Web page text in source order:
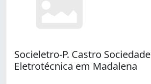
Socieletro-P. Castro Sociedade
Eletrotécnica em Madalena